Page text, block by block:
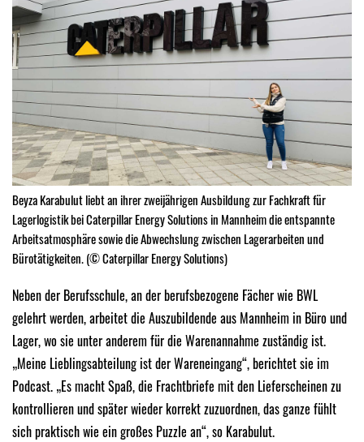
Beyza Karabulut liebt an ihrer zweijährigen Ausbildung zur Fachkraft für
Lagerlogistik bei Caterpillar Energy Solutions in Mannheim die entspannte
Arbeitsatmosphäre sowie die Abwechslung zwischen Lagerarbeiten und
Bürotätigkeiten. (© Caterpillar Energy Solutions)
Neben der Berufsschule, an der berufsbezogene Fächer wie BWL
gelehrt werden, arbeitet die Auszubildende aus Mannheim in Büro und
Lager, wo sie unter anderem für die Warenannahme zuständig ist.
„Meine Lieblingsabteilung ist der Wareneingang“, berichtet sie im
Podcast. „Es macht Spaß, die Frachtbriefe mit den Lieferscheinen zu
kontrollieren und später wieder korrekt zuzuordnen, das ganze fühlt
sich praktisch wie ein großes Puzzle an“, so Karabulut.